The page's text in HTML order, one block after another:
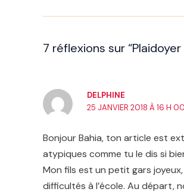
7 réflexions sur
DELPHINE
25 JANVIER 2018 À 16 H
Bonjour Bahia, ton article est
atypiques comme tu le dis si
Mon fils est un petit gars
difficultés à l’école. Au départ,